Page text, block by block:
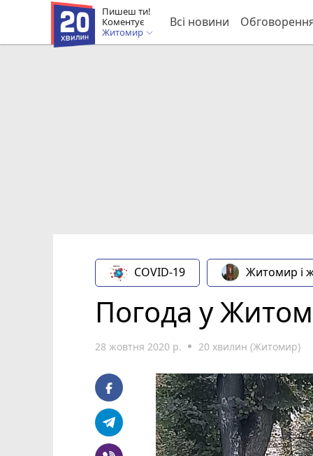
Пишеш ти!
Коментує
Житомир
Всі новини
COVID-19 Житомир і
Погода у
28 жовтня 2020 р. 20 хвилин (Житомир)